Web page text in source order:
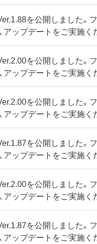
を公開しました。
アップデートをご実施く
を公開しました。
アップデートをご実施く
を公開しました。
アップデートをご実施く
を公開しました。
アップデートをご実施く
を公開しました。
アップデートをご実施く
を公開しました。
アップデートをご実施く